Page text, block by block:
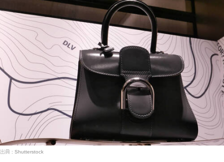
出典 : Shutterstock